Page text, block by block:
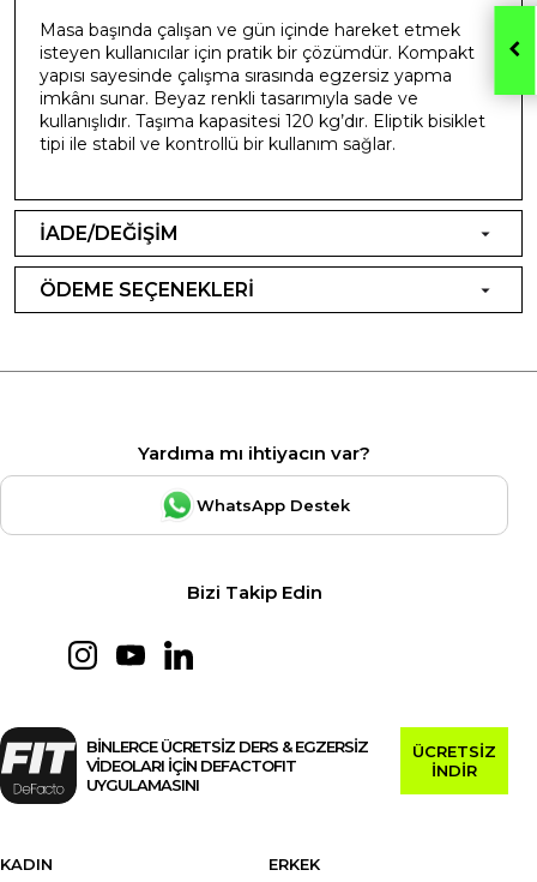
Masa başında çalışan ve gün içinde hareket etmek
isteyen kullanıcılar için pratik bir çözümdür. Kompakt
yapısı sayesinde çalışma sırasında egzersiz yapma
imkânı sunar. Beyaz renkli tasarımıyla sade ve
kullanışlıdır. Taşıma kapasitesi 120 kg’dır. Eliptik bisiklet
tipi ile stabil ve kontrollü bir kullanım sağlar.
İADE/DEĞİŞİM
ÖDEME SEÇENEKLERİ
Yardıma mı ihtiyacın var?
WhatsApp Destek
Bizi Takip Edin
BİNLERCE ÜCRETSİZ DERS & EGZERSİZ
VİDEOLARI İÇİN DEFACTOFIT
UYGULAMASINI
ÜCRETSİZ
İNDİR
KADIN
ERKEK